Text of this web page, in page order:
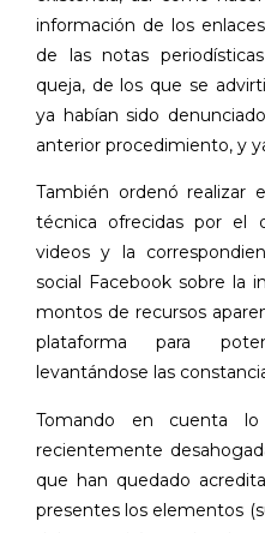
información de los
de las notas
queja, de los que se
ya habían sido
anterior procedimiento, y
También ordenó realizar
técnica ofrecidas por el
videos y la
social Facebook sobre la
montos de recursos
plataforma para
levantándose las
Tomando en cuenta
recientemente
que han quedado
presentes los elementos